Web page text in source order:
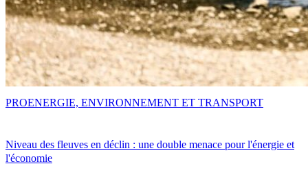
Niveau des fleuves en déclin : une double menace pour l'énergie et
l'économie
PROENERGIE, ENVIRONNEMENT ET TRANSPORT